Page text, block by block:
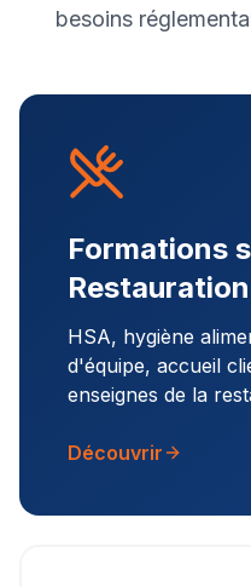
besoins
Formations
HSA, hygiène
d'équipe, accueil
enseignes de la
Découvrir